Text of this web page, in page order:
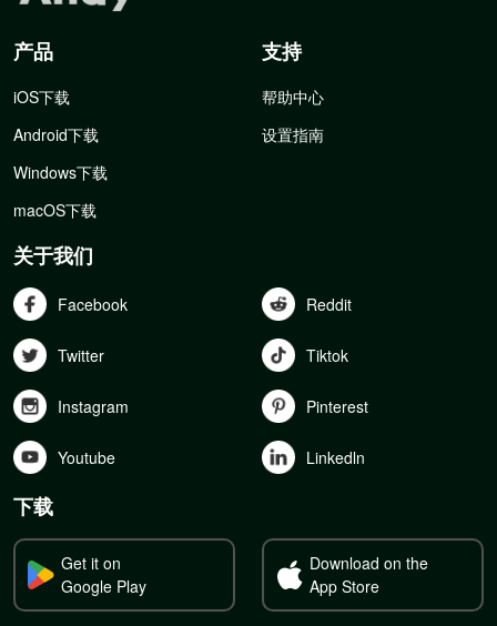
产品
iOS下载
Android下载
Windows下载
macOS下载
支持
帮助中心
设置指南
关于我们
Facebook Reddit
Twitter Tiktok
Instagram Pinterest
Youtube Linkedln
下载
Get it on
Google Play
Download on the
App Store